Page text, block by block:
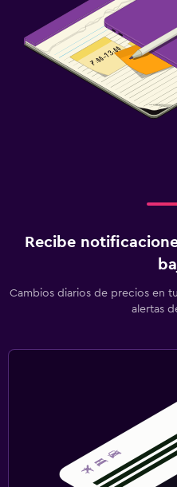
Recibe
Cambios diarios de precios en
alertas